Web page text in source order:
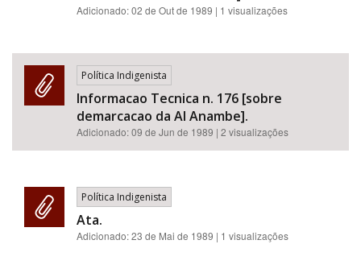
Adicionado:02 de Out de 1989 | 1 visualizações
Política Indigenista
Informacao Tecnica n. 176 [sobre
demarcacao da AI Anambe].
Adicionado:09 de Jun de 1989 | 2 visualizações
Política Indigenista
Ata.
Adicionado:23 de Mai de 1989 | 1 visualizações